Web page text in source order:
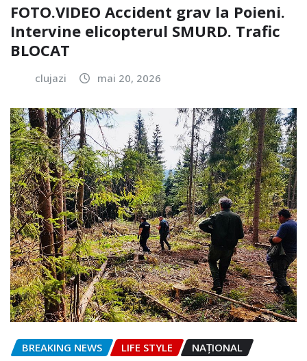
FOTO.VIDEO Accident grav la Poieni.
Intervine elicopterul SMURD. Trafic
BLOCAT
clujazi mai 20, 2026
BREAKING NEWS LIFE STYLE NAŢIONAL